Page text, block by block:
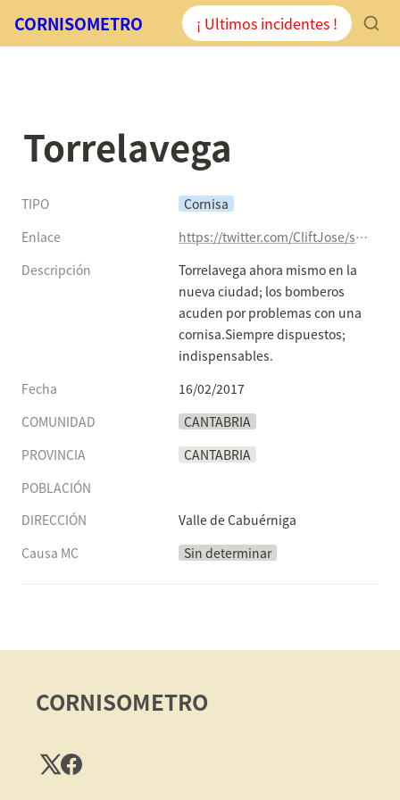
CORNISOMETRO ¡ Ultimos incidentes !
Torrelavega
TIPO
Cornisa
Enlace
https://twitter.com/CliftJose/status/832315531373862912
Descripción
Torrelavega ahora mismo en la
nueva ciudad; los bomberos
acuden por problemas con una
cornisa.Siempre dispuestos;
indispensables.
Fecha
16/02/2017
COMUNIDAD
CANTABRIA
PROVINCIA
CANTABRIA
POBLACIÓN
DIRECCIÓN
Valle de Cabuérniga
Causa MC
Sin determinar
CORNISOMETRO